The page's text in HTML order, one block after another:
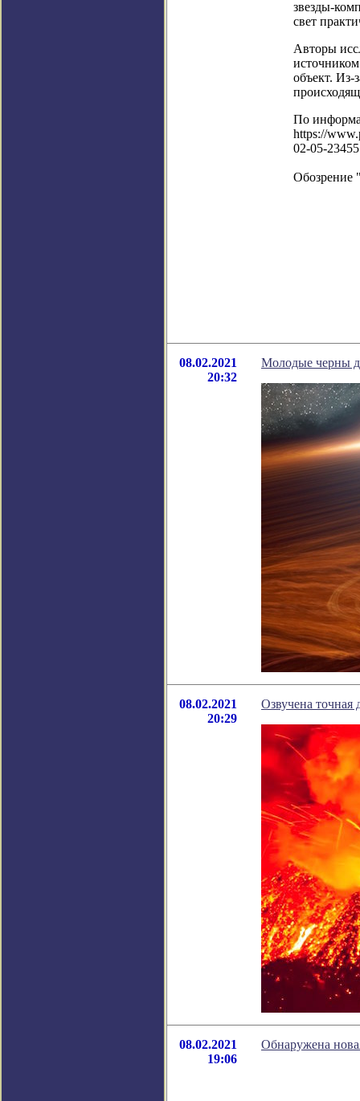
звезды-
свет
Авторы
объект. Из-
По
https://
02-05-23455
Обозрение
08.02.2021
20:32
Молодые черны
08.02.2021
20:29
Озвучена точная
08.02.2021
19:06
Обнаружена